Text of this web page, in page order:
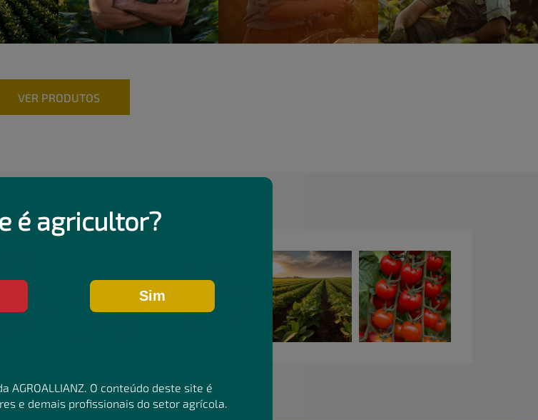
é agricultor?
Sim
AGROALLIANZ. O conteúdo deste site é
e demais profissionais do setor agrícola.
VER PRODUTOS